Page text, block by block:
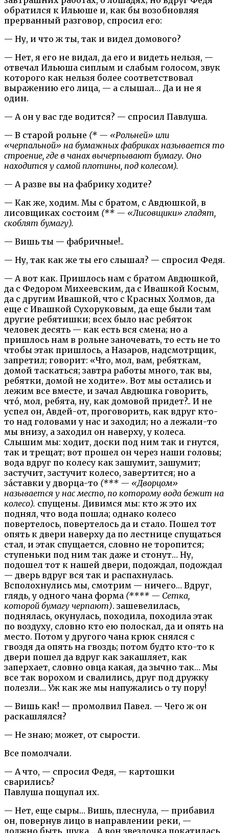
обратился к Ильюше и, как бы возобновляя
прерванный разговор, спросил его:
— Ну, и что ж ты, так и видел домового?
— Нет, я его не видал, да его и видеть нельзя, —
отвечал Ильюша сиплым и слабым голосом, звук
которого как нельзя более соответствовал
выражению его лица, — а слышал… Да и не я
один.
— А он у вас где водится? — спросил Павлуша.
— В старой рольне (* — «Рольней» или
«черпальной» на бумажных фабриках называется то
строение, где в чанах вычерпывают бумагу. Оно
находится у самой плотины, под колесом).
— А разве вы на фабрику ходите?
— Как же, ходим. Мы с братом, с Авдюшкой, в
лисовщиках состоим (** — «Лисовщики» гладят,
скоблят бумагу).
— Вишь ты — фабричные!..
— Ну, так как же ты его слышал? — спросил Федя.
— А вот как. Пришлось нам с братом Авдюшкой,
да с Федором Михеевским, да с Ивашкой Косым,
да с другим Ивашкой, что с Красных Холмов, да
еще с Ивашкой Сухоруковым, да еще были там
другие ребятишки; всех было нас ребяток
человек десять — как есть вся смена; но а
пришлось нам в рольне заночевать, то есть не то
чтобы этак пришлось, а Назаров, надсмотрщик,
запретил; говорит: «Что, мол, вам, ребяткам,
домой таскаться; завтра работы много, так вы,
ребятки, домой не ходите». Вот мы остались и
лежим все вместе, и зачал Авдюшка говорить,
что́, мол, ребята, ну, как домовой придет?.. И не
успел он, Авдей-от, проговорить, как вдруг кто-
то над головами у нас и заходил; но а лежали-то
мы внизу, а заходил он наверху, у колеса.
Слышим мы: ходит, доски под ним так и гнутся,
так и трещат; вот прошел он через наши головы;
вода вдруг по колесу как зашумит, зашумит;
застучит, застучит колесо, завертится; но а
за́ставки у дворца-то (*** — «Дворцом»
называется у нас место, по которому вода бежит на
колесо). спущены. Дивимся мы: кто ж это их
поднял, что вода пошла; однако колесо
повертелось, повертелось да и стало. Пошел тот
опять к двери наверху да по лестнице спущаться
стал, и этак спущается, словно не торопится;
ступеньки под ним так даже и стонут… Ну,
подошел тот к нашей двери, подождал, подождал
— дверь вдруг вся так и распахнулась.
Всполохнулись мы, смотрим — ничего… Вдруг,
глядь, у одного чана форма (**** — Сетка,
которой бумагу черпают). зашевелилась,
поднялась, окунулась, походила, походила этак
по воздуху, словно кто ею полоскал, да и опять на
место. Потом у другого чана крюк снялся с
гвоздя да опять на гвоздь; потом будто кто-то к
двери пошел да вдруг как закашляет, как
заперхает, словно овца какая, да зычно так… Мы
все так ворохом и свалились, друг под дружку
полезли… Уж как же мы напужались о ту пору!
— Вишь как! — промолвил Павел. — Чего ж он
раскашлялся?
— Не знаю; может, от сырости.
Все помолчали.
— А что, — спросил Федя, — картошки
сварились?
Павлуша пощупал их.
— Нет, еще сыры… Вишь, плеснула, — прибавил
он, повернув лицо в направлении реки, —
должно быть, щука… А вон звездочка покатилась.